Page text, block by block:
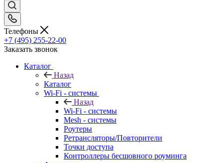
Телефоны
+7 (495) 255-22-00
Заказать звонок
Каталог
Назад
Каталог
Wi-Fi - системы
Назад
Wi-Fi - системы
Mesh - системы
Роутеры
Ретрансляторы/Повторители
Точки доступа
Контроллеры бесшовного роуминга